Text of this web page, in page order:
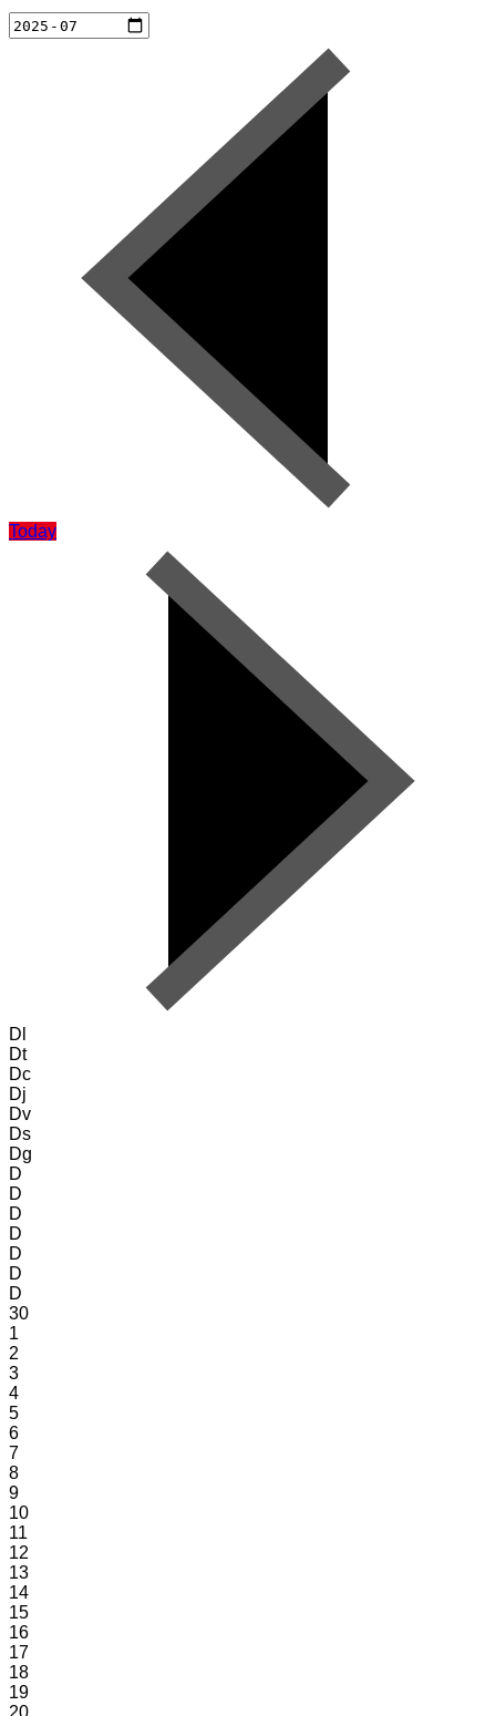
Today
Dl
Dt
Dc
Dj
Dv
Ds
Dg
D
D
D
D
D
D
D
30
1
2
3
4
5
6
7
8
9
10
11
12
13
14
15
16
17
18
19